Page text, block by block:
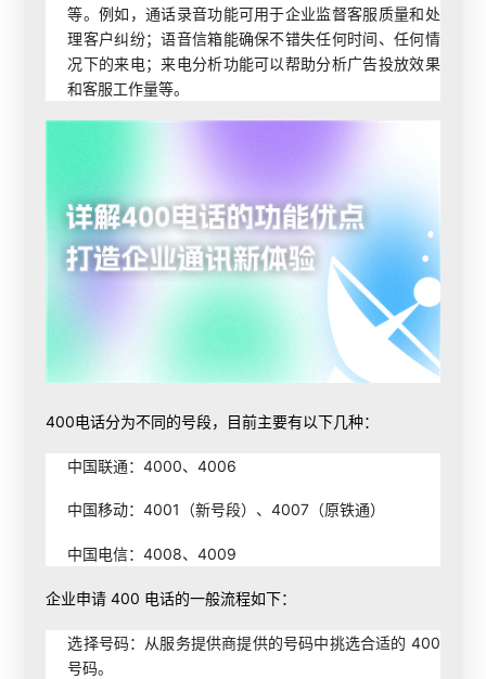
等。例如，通话录音功能可用于企业监督客服质量和处
理客户纠纷；语音信箱能确保不错失任何时间、任何情
况下的来电；来电分析功能可以帮助分析广告投放效果
和客服工作量等。
400电话分为不同的号段，目前主要有以下几种：
中国联通：4000、4006
中国移动：4001（新号段）、4007（原铁通）
中国电信：4008、4009
企业申请 400 电话的一般流程如下：
选择号码：从服务提供商提供的号码中挑选合适的 400
号码。